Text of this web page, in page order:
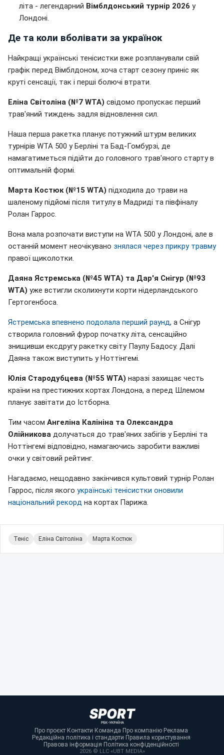
літа - легендарний Вімблдонський турнір 2026 у
Лондоні.
Де та коли вболівати за українок
Найкращі українські тенісистки вже розпланували свій
графік перед Вімблдоном, хоча старт сезону приніс як
круті сенсації, так і перші болючі втрати.
Еліна Світоліна (№7 WTA) свідомо пропускає перший
трав'яний тиждень задля відновлення сил.
Наша перша ракетка планує потужний штурм великих
турнірів WTA 500 у Берліні та Бад-Гомбурзі, де
намагатиметься підійти до головного трав'яного старту в
оптимальній формі.
Марта Костюк (№15 WTA) підходила до трави на
шаленому підйомі після титулу в Мадриді та півфіналу
Ролан Гаррос.
Вона мала розпочати виступи на WTA 500 у Лондоні, але в
останній момент неочікувано знялася через прикру травму
правої щиколотки.
Даяна Ястремська (№45 WTA) та Дар'я Снігур (№93
WTA) уже встигли сколихнути корти нідерландського
Гертогенбоса.
Ястремська впевнено подолала перший раунд, а Снігур
створила головний фурор початку літа, сенсаційно
знищивши ексдругу ракетку світу Паулу Бадосу. Далі
Даяна також виступить у Ноттінгемі.
Юлія Стародубцева (№55 WTA) наразі захищає честь
країни на престижних кортах Лондона, а перед Шлемом
планує завітати до Істборна.
Тим часом Ангеліна Калініна та Олександра
Олійникова долучаться до трав'яних забігів у Берліні та
Ноттінгемі відповідно, намагаючись заробити важливі
очки у світовий рейтинг.
Нагадаємо, нещодавно закінчився культовий турнір Ролан
Гаррос, після якого українські тенісистки оновили
національний рекорд на кортах Парижа.
Теніс Еліна Світоліна Марта Костюк
Про проєкт·Контакти·Команда·Про компанію·Реклама·
Редакційна політика і стандарти·Правила користування·
Правова інформація·Політика конфіденційності·
2026 © LLC «UBT MEDIA»